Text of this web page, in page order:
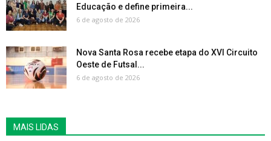
Educação e define primeira...
6 de agosto de 2026
Nova Santa Rosa recebe etapa do XVI Circuito
Oeste de Futsal...
6 de agosto de 2026
MAIS LIDAS